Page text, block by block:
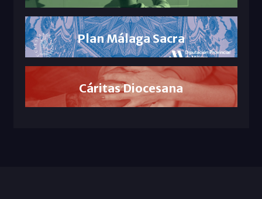
Plan Málaga Sacra
Cáritas Diocesana